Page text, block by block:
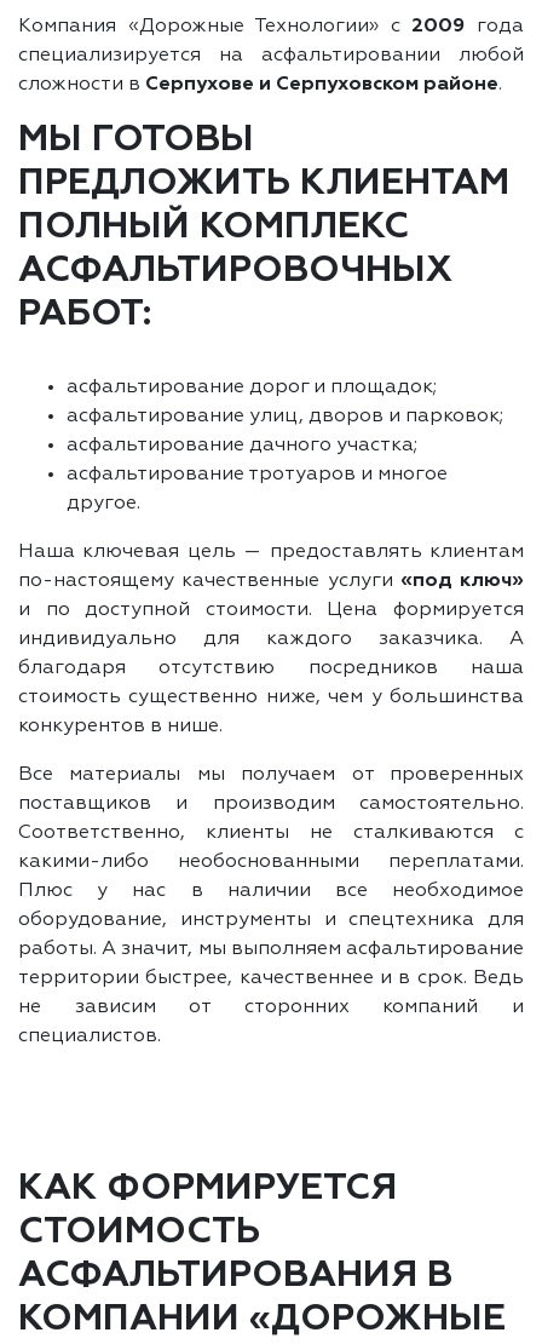
Компания «Дорожные Технологии» с 2009 года
специализируется на асфальтировании любой
сложности в Серпухове и Серпуховском районе.
МЫ ГОТОВЫ
ПРЕДЛОЖИТЬ КЛИЕНТАМ
ПОЛНЫЙ КОМПЛЕКС
АСФАЛЬТИРОВОЧНЫХ
РАБОТ:
асфальтирование дорог и площадок;
асфальтирование улиц, дворов и парковок;
асфальтирование дачного участка;
асфальтирование тротуаров и многое
другое.
Наша ключевая цель — предоставлять клиентам
по-настоящему качественные услуги «под ключ»
и по доступной стоимости. Цена формируется
индивидуально для каждого заказчика. А
благодаря отсутствию посредников наша
стоимость существенно ниже, чем у большинства
конкурентов в нише.
Все материалы мы получаем от проверенных
поставщиков и производим самостоятельно.
Соответственно, клиенты не сталкиваются с
какими-либо необоснованными переплатами.
Плюс у нас в наличии все необходимое
оборудование, инструменты и спецтехника для
работы. А значит, мы выполняем асфальтирование
территории быстрее, качественнее и в срок. Ведь
не зависим от сторонних компаний и
специалистов.
КАК ФОРМИРУЕТСЯ
СТОИМОСТЬ
АСФАЛЬТИРОВАНИЯ В
КОМПАНИИ «ДОРОЖНЫЕ